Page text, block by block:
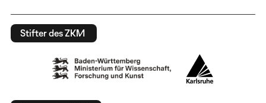
Stifter des ZKM